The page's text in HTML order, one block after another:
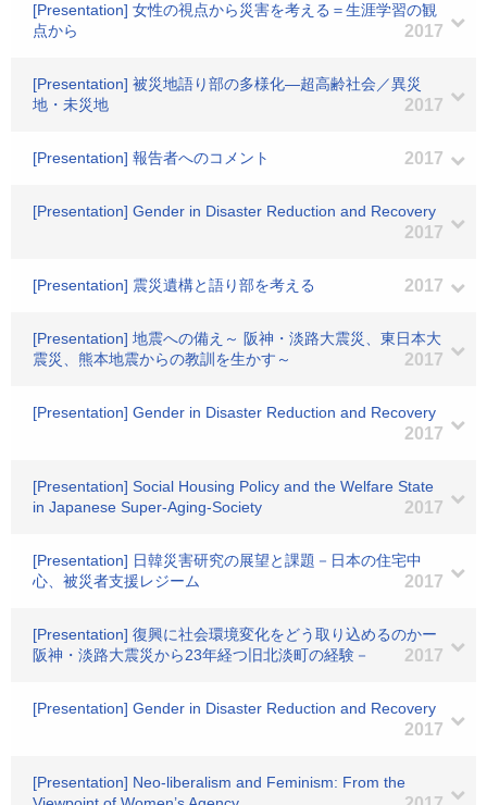
[Presentation] 女性の視点から災害を考える＝生涯学習の観
点から
2017
[Presentation] 被災地語り部の多様化―超高齢社会／異災
地・未災地
2017
[Presentation] 報告者へのコメント 2017
[Presentation] Gender in Disaster Reduction and Recovery
2017
[Presentation] 震災遺構と語り部を考える 2017
[Presentation] 地震への備え～ 阪神・淡路大震災、東日本大
震災、熊本地震からの教訓を生かす～
2017
[Presentation] Gender in Disaster Reduction and Recovery
2017
[Presentation] Social Housing Policy and the Welfare State
in Japanese Super-Aging-Society
2017
[Presentation] 日韓災害研究の展望と課題－日本の住宅中
心、被災者支援レジーム
2017
[Presentation] 復興に社会環境変化をどう取り込めるのかー
阪神・淡路大震災から23年経つ旧北淡町の経験－
2017
[Presentation] Gender in Disaster Reduction and Recovery
2017
[Presentation] Neo-liberalism and Feminism: From the